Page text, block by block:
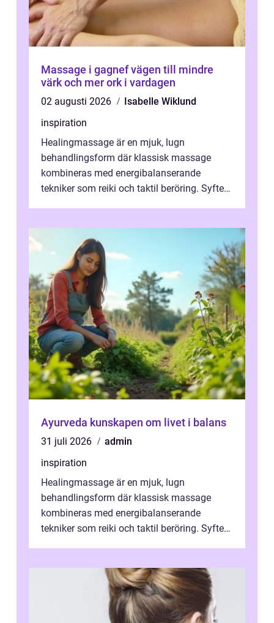
Massage i gagnef vägen till mindre
värk och mer ork i vardagen
02 augusti 2026
Isabelle Wiklund
inspiration
Healingmassage är en mjuk, lugn
behandlingsform där klassisk massage
kombineras med energibalanserande
tekniker som reiki och taktil beröring. Syftet
Ayurveda kunskapen om livet i balans
31 juli 2026
admin
inspiration
Healingmassage är en mjuk, lugn
behandlingsform där klassisk massage
kombineras med energibalanserande
tekniker som reiki och taktil beröring. Syftet